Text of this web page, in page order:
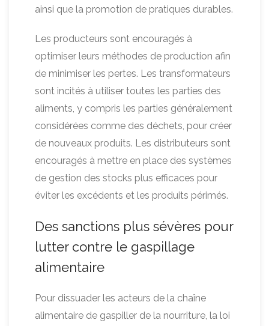
ainsi que la promotion de pratiques durables.
Les producteurs sont encouragés à
optimiser leurs méthodes de production afin
de minimiser les pertes. Les transformateurs
sont incités à utiliser toutes les parties des
aliments, y compris les parties généralement
considérées comme des déchets, pour créer
de nouveaux produits. Les distributeurs sont
encouragés à mettre en place des systèmes
de gestion des stocks plus efficaces pour
éviter les excédents et les produits périmés.
Des sanctions plus sévères pour
lutter contre le gaspillage
alimentaire
Pour dissuader les acteurs de la chaîne
alimentaire de gaspiller de la nourriture, la loi